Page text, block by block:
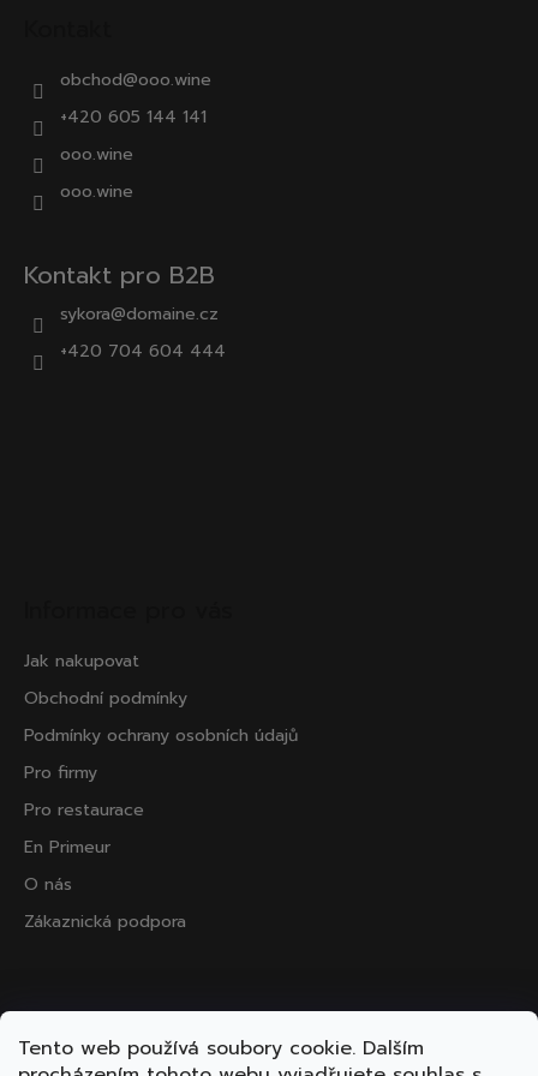
Tento web používá soubory cookie. Dalším
obchod@ooo.wine
+420 605 144 141
ooo.wine
ooo.wine
Kontakt pro B2B
sykora@domaine.cz
+420 704 604 444
Jak nakupovat
Obchodní podmínky
Podmínky ochrany osobních údajů
Pro firmy
Pro restaurace
En Primeur
O nás
Zákaznická podpora
Přijímáme online platby